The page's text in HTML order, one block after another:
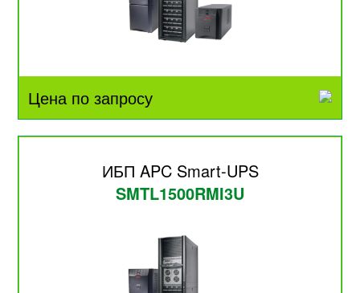
Цена по запросу
ИБП APC Smart-UPS
SMTL1500RMI3U